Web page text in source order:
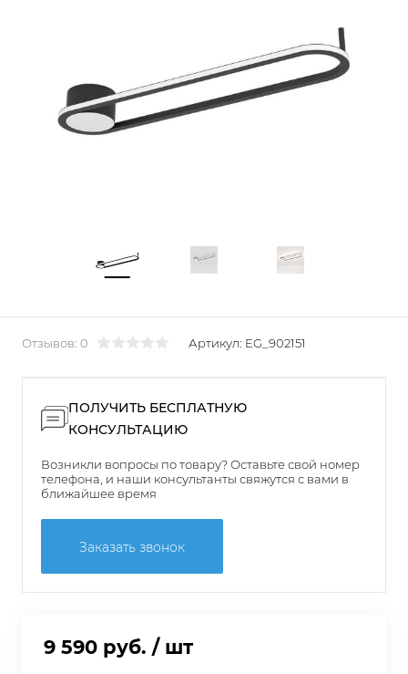
Отзывов: 0 Артикул: EG_902151
ПОЛУЧИТЬ БЕСПЛАТНУЮ
КОНСУЛЬТАЦИЮ
Возникли вопросы по товару? Оставьте свой номер
телефона, и наши консультанты свяжутся с вами в
ближайшее время
Заказать звонок
9 590 руб. / шт